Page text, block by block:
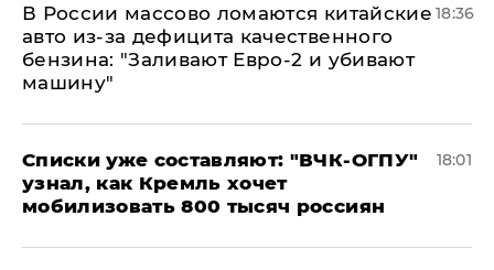
В России массово ломаются китайские
авто из-за дефицита качественного
бензина: "Заливают Евро-2 и убивают
машину"
18:36
Списки уже составляют: "ВЧК-ОГПУ"
узнал, как Кремль хочет
мобилизовать 800 тысяч россиян
18:01